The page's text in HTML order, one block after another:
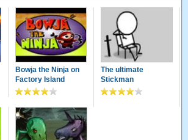
Bowja the Ninja on
Factory Island
The ultimate
Stickman